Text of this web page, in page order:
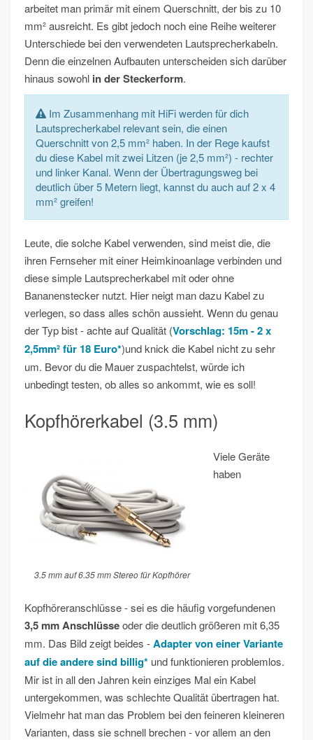
arbeitet man primär mit einem Querschnitt, der bis zu 10
mm² ausreicht. Es gibt jedoch noch eine Reihe weiterer
Unterschiede bei den verwendeten Lautsprecherkabeln.
Denn die einzelnen Aufbauten unterscheiden sich darüber
hinaus sowohl in der Steckerform.
Im Zusammenhang mit HiFi werden für dich
Lautsprecherkabel relevant sein, die einen
Querschnitt von 2,5 mm² haben. In der Rege kaufst
du diese Kabel mit zwei Litzen (je 2,5 mm²) - rechter
und linker Kanal. Wenn der Übertragungsweg bei
deutlich über 5 Metern liegt, kannst du auch auf 2 x 4
mm² greifen!
Leute, die solche Kabel verwenden, sind meist die, die
ihren Fernseher mit einer Heimkinoanlage verbinden und
diese simple Lautsprecherkabel mit oder ohne
Bananenstecker nutzt. Hier neigt man dazu Kabel zu
verlegen, so dass alles schön aussieht. Wenn du genau
der Typ bist - achte auf Qualität (Vorschlag: 15m - 2 x
2,5mm² für 18 Euro*)und knick die Kabel nicht zu sehr
um. Bevor du die Mauer zuspachtelst, würde ich
unbedingt testen, ob alles so ankommt, wie es soll!
Kopfhörerkabel (3.5 mm)
3.5 mm auf 6.35 mm Stereo für Kopfhörer
Viele Geräte
haben
Kopfhöreranschlüsse - sei es die häufig vorgefundenen
3,5 mm Anschlüsseoder die deutlich größeren mit 6,35
mm. Das Bild zeigt beides -Adapter von einer Variante
auf die andere sind billig* und funktionieren problemlos.
Mir ist in all den Jahren kein einziges Mal ein Kabel
untergekommen, was schlechte Qualität übertragen hat.
Vielmehr hat man das Problem bei den feineren kleineren
Varianten, dass sie schnell brechen - vor allem an den